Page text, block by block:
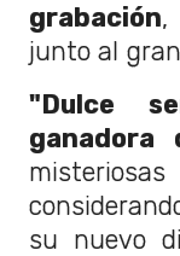
grabación,
junto al gran
"Dulce
ganadora
su nuevo